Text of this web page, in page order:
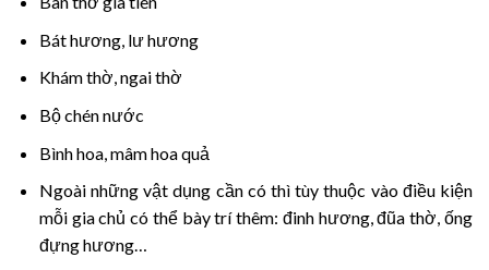
Bát hương, lư hương
Khám thờ, ngai thờ
Bộ chén nước
Bình hoa, mâm hoa quả
Ngoài những vật dụng cần có thì tùy thuộc vào điều kiện
mỗi gia chủ có thể bày trí thêm: đinh hương, đũa thờ, ống
đựng hương…